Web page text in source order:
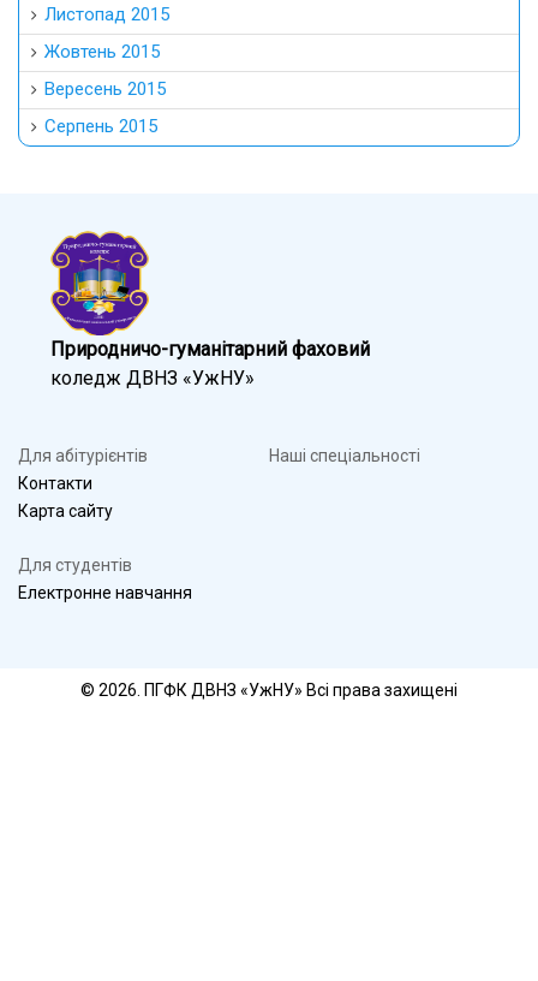
Природничо-гуманітарний фаховий
коледж ДВНЗ «УжНУ»
Для студентів
Електронне навчання
© 2026. ПГФК ДВНЗ «УжНУ» Всі права захищені